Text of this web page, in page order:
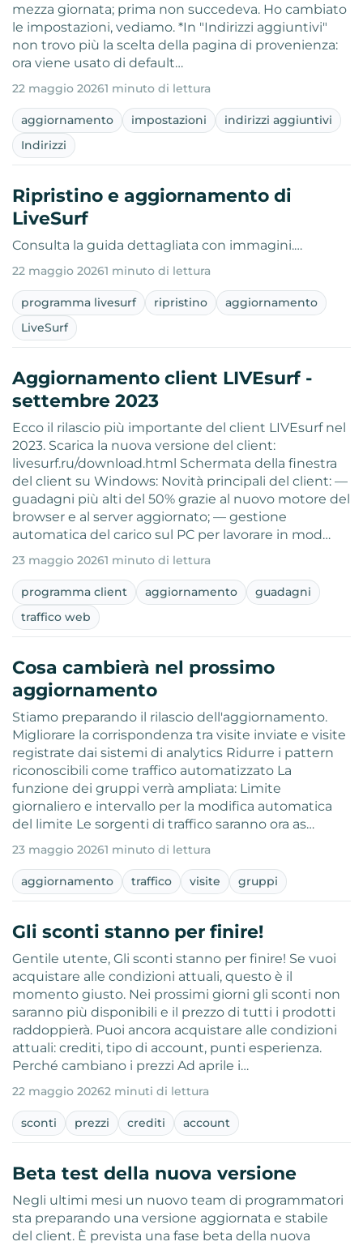
mezza giornata; prima non succedeva. Ho cambiato
le impostazioni, vediamo. *In "Indirizzi aggiuntivi"
non trovo più la scelta della pagina di provenienza:
ora viene usato di default…
22 maggio 20261 minuto di lettura
aggiornamento impostazioni
indirizzi aggiuntivi
Indirizzi
Ripristino e aggiornamento di
LiveSurf
Consulta la guida dettagliata con immagini.…
22 maggio 20261 minuto di lettura
programma livesurf ripristino
aggiornamento
LiveSurf
Aggiornamento client LIVEsurf -
settembre 2023
Ecco il rilascio più importante del client LIVEsurf nel
2023. Scarica la nuova versione del client:
livesurf.ru/download.html Schermata della finestra
del client su Windows: Novità principali del client: —
guadagni più alti del 50% grazie al nuovo motore del
browser e al server aggiornato; — gestione
automatica del carico sul PC per lavorare in mod…
23 maggio 20261 minuto di lettura
programma client aggiornamento
guadagni
traffico web
Cosa cambierà nel prossimo
aggiornamento
Stiamo preparando il rilascio dell'aggiornamento.
Migliorare la corrispondenza tra visite inviate e visite
registrate dai sistemi di analytics Ridurre i pattern
riconoscibili come traffico automatizzato La
funzione dei gruppi verrà ampliata: Limite
giornaliero e intervallo per la modifica automatica
del limite Le sorgenti di traffico saranno ora as…
23 maggio 20261 minuto di lettura
aggiornamento traffico visite gruppi
Gli sconti stanno per finire!
Gentile utente, Gli sconti stanno per finire! Se vuoi
acquistare alle condizioni attuali, questo è il
momento giusto. Nei prossimi giorni gli sconti non
saranno più disponibili e il prezzo di tutti i prodotti
raddoppierà. Puoi ancora acquistare alle condizioni
attuali: crediti, tipo di account, punti esperienza.
Perché cambiano i prezzi Ad aprile i…
22 maggio 20262 minuti di lettura
sconti prezzi crediti account
Beta test della nuova versione
Negli ultimi mesi un nuovo team di programmatori
sta preparando una versione aggiornata e stabile
del client. È prevista una fase beta della nuova